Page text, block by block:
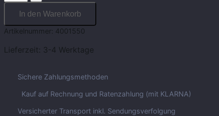
In den Warenkorb
Artikelnummer: 4001550
Lieferzeit: 3-4 Werktage
Sichere Zahlungsmethoden
Kauf auf Rechnung und Ratenzahlung (mit KLARNA)
Versicherter Transport inkl. Sendungsverfolgung